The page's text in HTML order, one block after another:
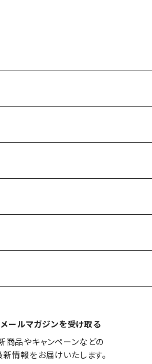
メールマガジンを受け取る
商品やキャンペーンなどの
新情報をお届けいたします。